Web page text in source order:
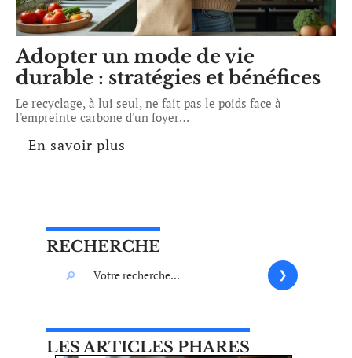
Adopter un mode de vie
durable : stratégies et bénéfices
Le recyclage, à lui seul, ne fait pas le poids face à
l'empreinte carbone d'un foyer…
En savoir plus
RECHERCHE
LES ARTICLES PHARES